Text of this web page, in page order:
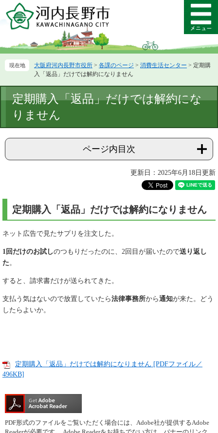
ー
先
ニ
を
て
メ
ニ
ー
大阪府河内長野市役所 > 各課のページ > 消費生活センター > 定期購
入「返品」だけでは解約になりません
文
定期購入「返品」だけでは解約にな
りません
ページ内目次
更新日：2025年6月18日更新
定期購入「返品」だけでは解約になりません
ネット広告で見たサプリを注文した。
1回だけのお試しのつもりだったのに、2回目が届いたので送り返し
た。
すると、請求書だけが送られてきた。
支払う気はないので放置していたら法律事務所から通知が来た。どう
したらよいか。
定期購入「返品」だけでは解約になりません [PDFファイル／
496KB]
PDF形式のファイルをご覧いただく場合には、Adobe社が提供するAdobe